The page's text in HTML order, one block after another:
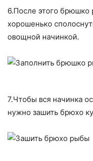
6.После этого брюшко
хорошенько
овощной начинкой.
7.Чтобы вся начинка
нужно зашить брюхо